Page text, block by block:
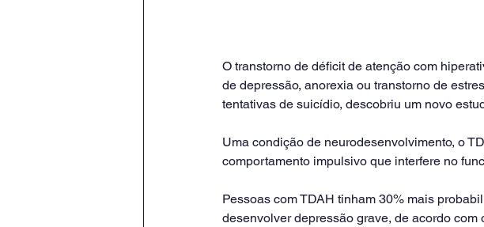
O transtorno de déficit de atenção com
de depressão, anorexia ou transtorno de
tentativas de suicídio, descobriu um novo
Uma condição de neurodesenvolvimento, o
comportamento impulsivo que interfere no
Pessoas com TDAH tinham 30% mais
desenvolver depressão grave, de acordo